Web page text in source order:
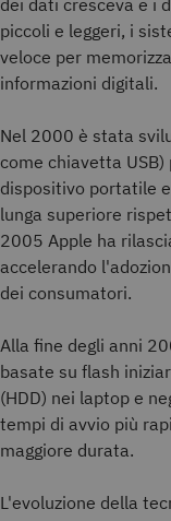
dei dati cresceva e i
piccoli e leggeri, i
veloce per
informazioni digitali.
Nel 2000 è stata
come chiavetta
dispositivo portatile
lunga superiore
2005 Apple ha
accelerando
dei consumatori.
Alla fine degli anni
basate su flash
(HDD) nei laptop e
tempi di avvio più
maggiore durata.
L'evoluzione della